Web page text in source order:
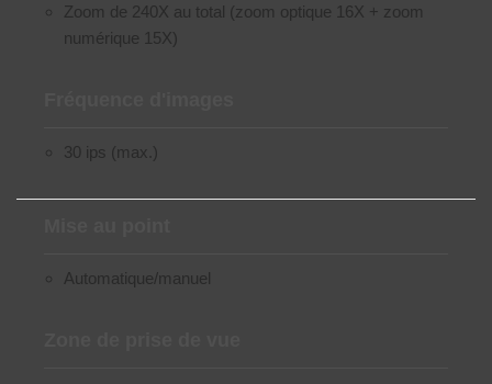
Zoom de 240X au total (zoom optique 16X + zoom
numérique 15X)
30 ips (max.)
Automatique/manuel